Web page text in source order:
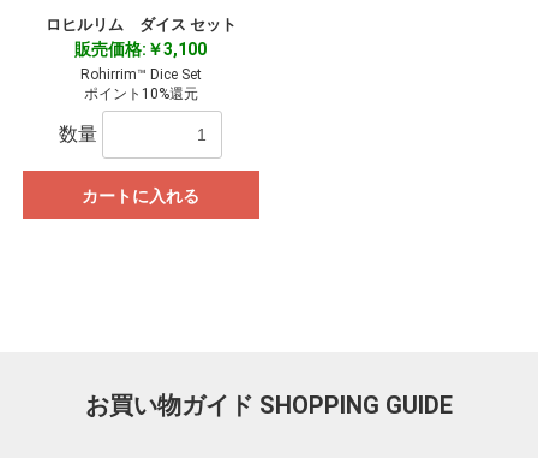
ロヒルリム ダイス セット
販売価格:￥3,100
Rohirrim™ Dice Set
ポイント10%還元
数量
カートに入れる
お買い物ガイド SHOPPING GUIDE